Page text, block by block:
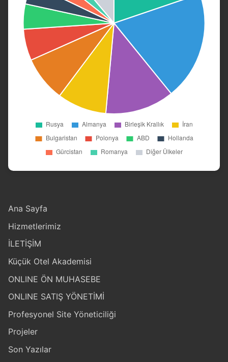
Ana Sayfa
Hizmetlerimiz
İLETİŞİM
Küçük Otel Akademisi
ONLINE ÖN MUHASEBE
ONLINE SATIŞ YÖNETİMİ
Profesyonel Site Yöneticiliği
Projeler
Son Yazılar